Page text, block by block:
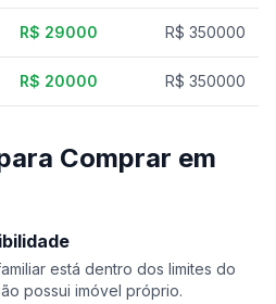
R$ 29000 R$ 350000
R$ 20000 R$ 350000
Comprar em
está dentro dos limites do
possui imóvel próprio.